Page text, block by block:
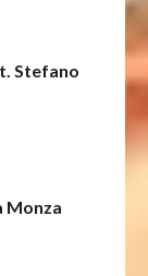
Stefano
Monza